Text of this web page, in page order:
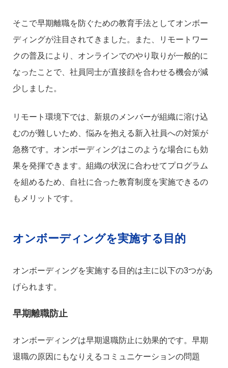
そこで早期離職を防ぐための教育手法としてオンボー
ディングが注目されてきました。また、リモートワー
クの普及により、オンラインでのやり取りが一般的に
なったことで、社員同士が直接顔を合わせる機会が減
少しました。
リモート環境下では、新規のメンバーが組織に溶け込
むのが難しいため、悩みを抱える新入社員への対策が
急務です。オンボーディングはこのような場合にも効
果を発揮できます。組織の状況に合わせてプログラム
を組めるため、自社に合った教育制度を実施できるの
もメリットです。
オンボーディングを実施する目的
オンボーディングを実施する目的は主に以下の3つがあ
げられます。
早期離職防止
オンボーディングは早期退職防止に効果的です。早期
退職の原因にもなりえるコミュニケーションの問題